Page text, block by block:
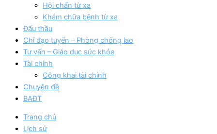
Hội chẩn từ xa
Khám chữa bệnh từ xa
Đấu thầu
Chỉ đạo tuyến – Phòng chống lao
Tư vấn – Giáo dục sức khỏe
Tài chính
Công khai tài chính
Chuyên đề
BAĐT
Trang chủ
Lịch sử